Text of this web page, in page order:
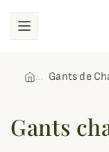
Gants de
Gants